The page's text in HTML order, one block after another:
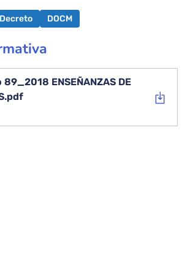
Decreto DOCM
89_2018 ENSEÑANZAS DE